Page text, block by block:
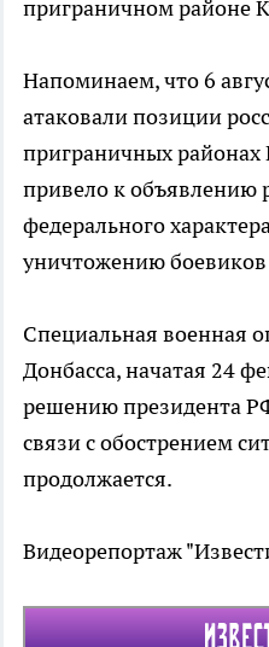
приграничном районе
Напоминаем, что 6
атаковали позиции
приграничных районах
привело к объявлению
федерального
уничтожению
Специальная военная
Донбасса, начатая 24
решению президента
связи с обострением
продолжается.
Видеорепортаж